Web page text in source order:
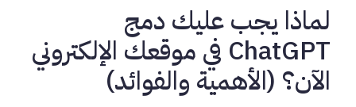
لماذا يجب عليك دمج
ChatGPT في موقعك الإلكتروني
الآن؟ (الأهمية والفوائد)